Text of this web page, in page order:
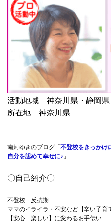
活動地域 神奈川県・静岡県
所在地 神奈川県
南河ゆきのブログ「 不登校をきっかけ
自分を認めて幸せに♪ 」
〇自己紹介〇
不登校・反抗期
ママのイライラ・不安など【辛い子育
【安心・楽しい】に変わるお手伝い